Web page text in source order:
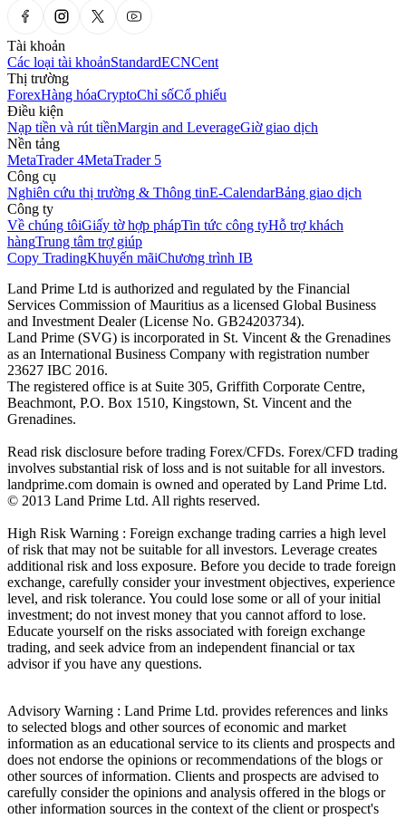
Tài khoản
Các loại tài khoảnStandardECNCent
Thị trường
ForexHàng hóaCryptoChỉ sốCổ phiếu
Điều kiện
Nạp tiền và rút tiềnMargin and LeverageGiờ giao dịch
Nền tảng
MetaTrader 4MetaTrader 5
Công cụ
Nghiên cứu thị trường & Thông tinE-CalendarBảng giao dịch
Công ty
Về chúng tôiGiấy tờ hợp phápTin tức công tyHỗ trợ khách
hàngTrung tâm trợ giúp
Copy TradingKhuyến mãiChương trình IB
Land Prime Ltd is authorized and regulated by the Financial
Services Commission of Mauritius as a licensed Global Business
and Investment Dealer (License No. GB24203734).
Land Prime (SVG) is incorporated in St. Vincent & the Grenadines
as an International Business Company with registration number
23627 IBC 2016.
The registered office is at Suite 305, Griffith Corporate Centre,
Beachmont, P.O. Box 1510, Kingstown, St. Vincent and the
Grenadines.
Read risk disclosure before trading Forex/CFDs. Forex/CFD trading
involves substantial risk of loss and is not suitable for all investors.
landprime.com domain is owned and operated by Land Prime Ltd.
© 2013 Land Prime Ltd. All rights reserved.
High Risk Warning : Foreign exchange trading carries a high level
of risk that may not be suitable for all investors. Leverage creates
additional risk and loss exposure. Before you decide to trade foreign
exchange, carefully consider your investment objectives, experience
level, and risk tolerance. You could lose some or all of your initial
investment; do not invest money that you cannot afford to lose.
Educate yourself on the risks associated with foreign exchange
trading, and seek advice from an independent financial or tax
advisor if you have any questions.
Advisory Warning : Land Prime Ltd. provides references and links
to selected blogs and other sources of economic and market
information as an educational service to its clients and prospects and
does not endorse the opinions or recommendations of the blogs or
other sources of information. Clients and prospects are advised to
carefully consider the opinions and analysis offered in the blogs or
other information sources in the context of the client or prospect's